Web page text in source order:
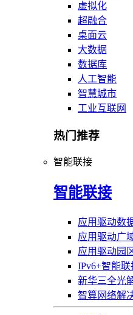
虚拟化
超融合
桌面云
大数据
数据库
人工智能
智慧城市
工业互联网
热门推荐
智能联接
智能联接
应用驱动数
应用驱动广
应用驱动园
IPv6+智能
新华三全光
智算网络解